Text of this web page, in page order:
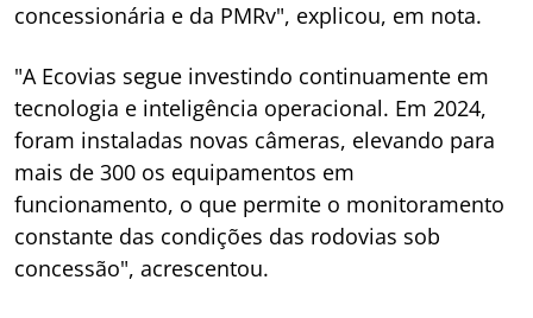
concessionária e da PMRv", explicou, em nota.
"A Ecovias segue investindo continuamente em
tecnologia e inteligência operacional. Em 2024,
foram instaladas novas câmeras, elevando para
mais de 300 os equipamentos em
funcionamento, o que permite o monitoramento
constante das condições das rodovias sob
concessão", acrescentou.